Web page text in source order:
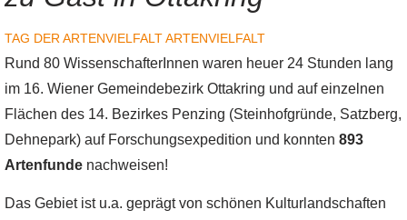
TAG DER ARTENVIELFALTARTENVIELFALT
Rund 80 WissenschafterInnen waren heuer 24 Stunden lang
im 16. Wiener Gemeindebezirk Ottakring und auf einzelnen
Flächen des 14. Bezirkes Penzing (Steinhofgründe, Satzberg,
Dehnepark) auf Forschungsexpedition und konnten 893
Artenfunde nachweisen!
Das Gebiet ist u.a. geprägt von schönen Kulturlandschaften